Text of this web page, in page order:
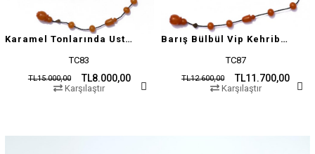
Karamel Tonlarında Usta İşçilikli Tesbih
TC83
TL8.000,00
TL15.000,00
Karşılaştır
Barış Bülbül Vip Kehribar Tesbih
TC87
TL11.700,00
TL12.600,00
Karşılaştır